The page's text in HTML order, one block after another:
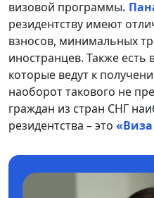
визовой программы.
резидентству имеют
взносов, минимальных
иностранцев. Также
которые ведут к
наоборот такового не
граждан из стран СНГ
резидентства – это